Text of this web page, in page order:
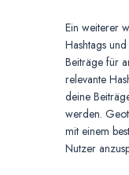
Ein weiterer
Hashtags
Beiträge für
relevante
deine
werden.
mit einem
Nutzer